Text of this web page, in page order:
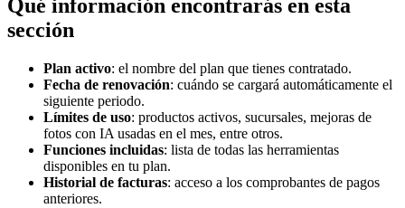
Qué información encontrarás en esta
sección
Plan activo: el nombre del plan que tienes contratado.
Fecha de renovación: cuándo se cargará automáticamente el
siguiente periodo.
Límites de uso: productos activos, sucursales, mejoras de
fotos con IA usadas en el mes, entre otros.
Funciones incluidas: lista de todas las herramientas
disponibles en tu plan.
Historial de facturas: acceso a los comprobantes de pagos
anteriores.